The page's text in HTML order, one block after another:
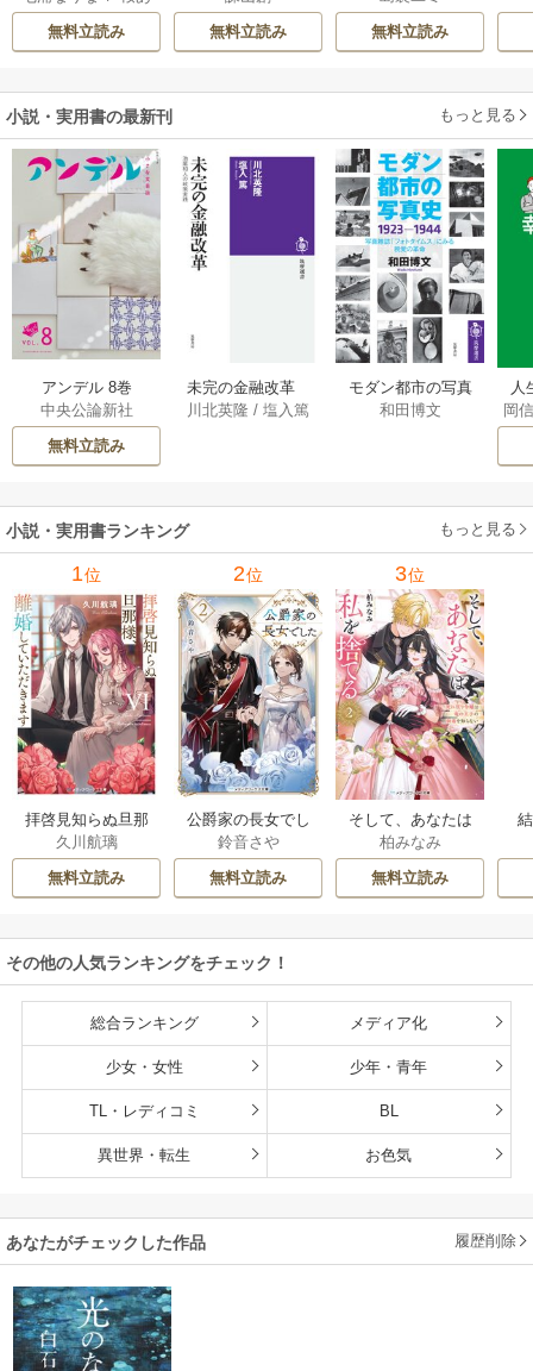
ら気に入られまし
た
げは
/ くろでこ
無料立読み
無料立読み
される―
無料立読み
小説・実用書の最新刊 もっと見る
アンデル 8巻
中央公論新社
無料立読み
未完の金融改革
――池尾和人の政
川北英隆 /塩入篤
モダン都市の写真
史 1923－1944
和田博文
人
教
岡
小説・実用書ランキング もっと見る
1位
拝啓見知らぬ旦那
様、離婚していた
だきます
久川航璃
無料立読み
2位
公爵家の長女でし
た
鈴音さや
無料立読み
3位
そして、あなたは
私を捨てる
柏みなみ
無料立読み
その他の人気ランキングをチェック！
総合ランキング メディア化
少女・女性 少年・青年
TL・レディコミ BL
異世界・転生 お色気
あなたがチェックした作品 履歴削除